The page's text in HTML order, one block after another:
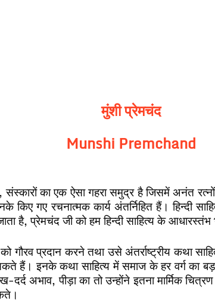
मुंशी प्रेमचंद
Munshi Premchand
संस्कारों का एक ऐसा गहरा समुद्र है जिसमें अनंत
किए गए रचनात्मक कार्य अंतर्निहित हैं। हिन्दी
है, प्रेमचंद जी को हम हिन्दी साहित्य के
को गौरव प्रदान करने तथा उसे अंतर्राष्ट्रीय कथा
हैं। इनके कथा साहित्य में समाज के हर वर्ग का
दर्द अभाव, पीड़ा का तो उन्होंने इतना मार्मिक